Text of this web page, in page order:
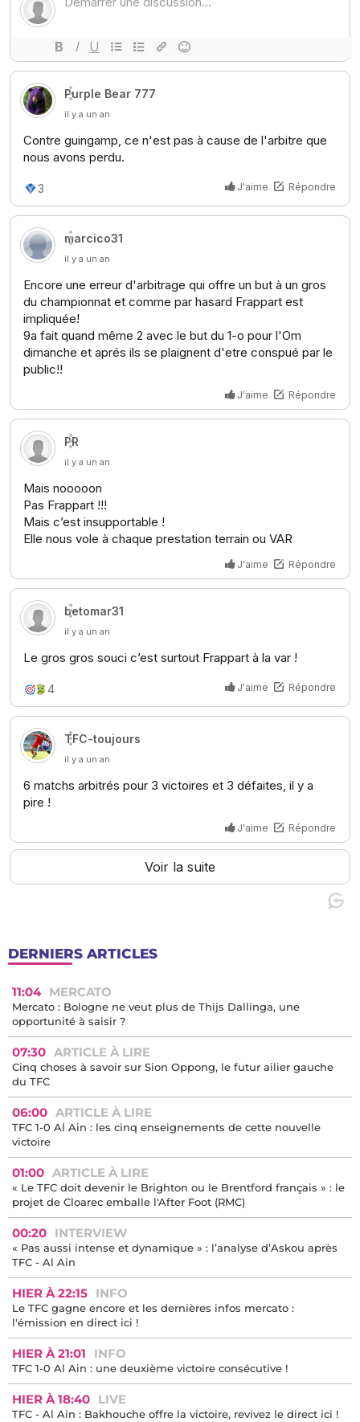
DERNIERS ARTICLES
11:04 MERCATO
Mercato : Bologne ne veut plus de Thijs Dallinga, une
opportunité à saisir ?
07:30 ARTICLE À LIRE
Cinq choses à savoir sur Sion Oppong, le futur ailier gauche
du TFC
06:00 ARTICLE À LIRE
TFC 1-0 Al Ain : les cinq enseignements de cette nouvelle
victoire
01:00 ARTICLE À LIRE
« Le TFC doit devenir le Brighton ou le Brentford français » : le
projet de Cloarec emballe l'After Foot (RMC)
00:20 INTERVIEW
« Pas aussi intense et dynamique » : l’analyse d’Askou après
TFC - Al Ain
HIER À 22:15 INFO
Le TFC gagne encore et les dernières infos mercato :
l'émission en direct ici !
HIER À 21:01 INFO
TFC 1-0 Al Ain : une deuxième victoire consécutive !
HIER À 18:40 LIVE
TFC - Al Ain : Bakhouche offre la victoire, revivez le direct ici !